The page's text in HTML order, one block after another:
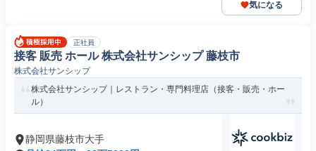
気になる
正社員
接客 販売 ホール 株式会社サンシップ 藤枝市
株式会社サンシップ
株式会社サンシップ｜レストラン・専門料理店（接客・販売・ホー
ル）
静岡県藤枝市大手